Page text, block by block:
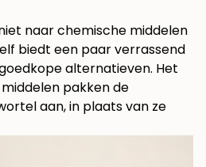
naar chemische middelen
biedt een paar verrassend
alternatieven. Het
pakken de
aan, in plaats van ze